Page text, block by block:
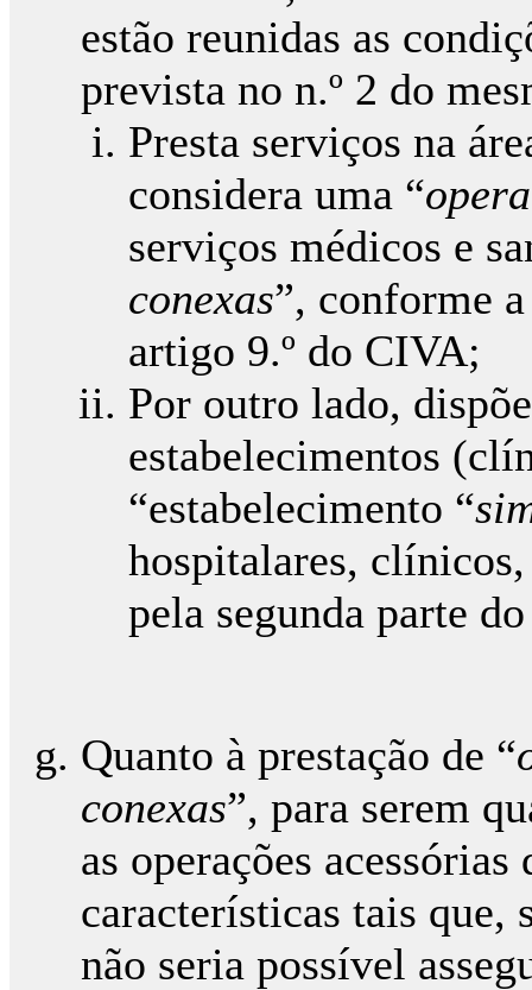
estão reunidas as
prevista no n.º 2 do
Presta serviços na
considera uma “
serviços médicos e
conexas”, conforme
artigo 9.º do CIVA;
Por outro lado,
estabelecimentos
“estabelecimento “
hospitalares,
pela segunda parte
Quanto à prestação de “
conexas”, para serem
as operações
características tais que,
não seria possível